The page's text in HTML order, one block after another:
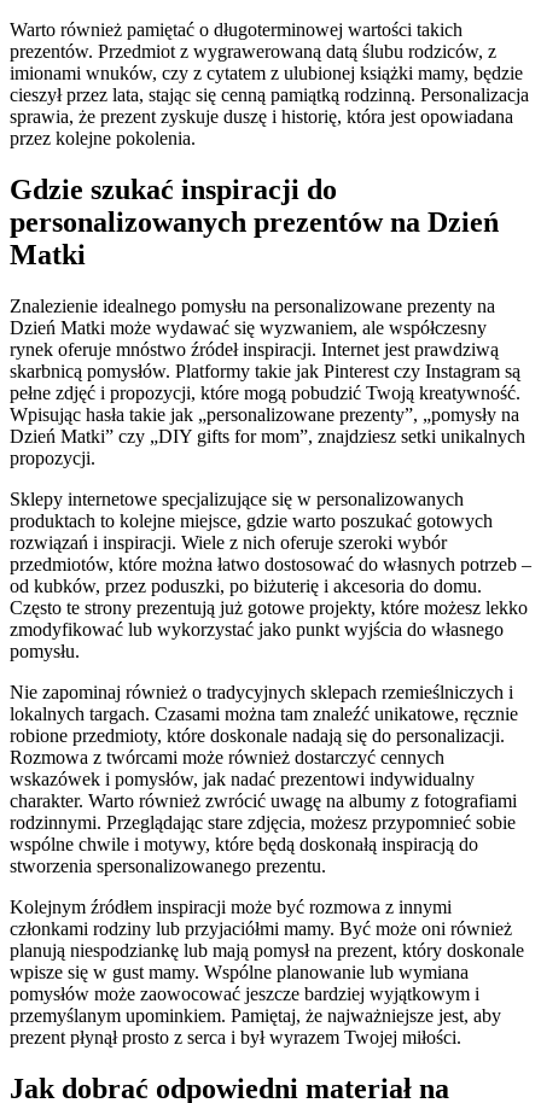
Warto również pamiętać o długoterminowej wartości takich
prezentów. Przedmiot z wygrawerowaną datą ślubu rodziców, z
imionami wnuków, czy z cytatem z ulubionej książki mamy, będzie
cieszył przez lata, stając się cenną pamiątką rodzinną. Personalizacja
sprawia, że prezent zyskuje duszę i historię, która jest opowiadana
przez kolejne pokolenia.
Gdzie szukać inspiracji do
personalizowanych prezentów na Dzień
Matki
Znalezienie idealnego pomysłu na personalizowane prezenty na
Dzień Matki może wydawać się wyzwaniem, ale współczesny
rynek oferuje mnóstwo źródeł inspiracji. Internet jest prawdziwą
skarbnicą pomysłów. Platformy takie jak Pinterest czy Instagram są
pełne zdjęć i propozycji, które mogą pobudzić Twoją kreatywność.
Wpisując hasła takie jak „personalizowane prezenty”, „pomysły na
Dzień Matki” czy „DIY gifts for mom”, znajdziesz setki unikalnych
propozycji.
Sklepy internetowe specjalizujące się w personalizowanych
produktach to kolejne miejsce, gdzie warto poszukać gotowych
rozwiązań i inspiracji. Wiele z nich oferuje szeroki wybór
przedmiotów, które można łatwo dostosować do własnych potrzeb –
od kubków, przez poduszki, po biżuterię i akcesoria do domu.
Często te strony prezentują już gotowe projekty, które możesz lekko
zmodyfikować lub wykorzystać jako punkt wyjścia do własnego
pomysłu.
Nie zapominaj również o tradycyjnych sklepach rzemieślniczych i
lokalnych targach. Czasami można tam znaleźć unikatowe, ręcznie
robione przedmioty, które doskonale nadają się do personalizacji.
Rozmowa z twórcami może również dostarczyć cennych
wskazówek i pomysłów, jak nadać prezentowi indywidualny
charakter. Warto również zwrócić uwagę na albumy z fotografiami
rodzinnymi. Przeglądając stare zdjęcia, możesz przypomnieć sobie
wspólne chwile i motywy, które będą doskonałą inspiracją do
stworzenia spersonalizowanego prezentu.
Kolejnym źródłem inspiracji może być rozmowa z innymi
członkami rodziny lub przyjaciółmi mamy. Być może oni również
planują niespodziankę lub mają pomysł na prezent, który doskonale
wpisze się w gust mamy. Wspólne planowanie lub wymiana
pomysłów może zaowocować jeszcze bardziej wyjątkowym i
przemyślanym upominkiem. Pamiętaj, że najważniejsze jest, aby
prezent płynął prosto z serca i był wyrazem Twojej miłości.
Jak dobrać odpowiedni materiał na